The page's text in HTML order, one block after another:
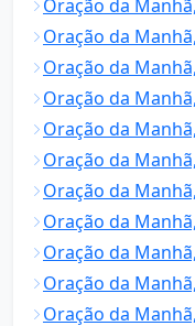
Oração da
Oração da
Oração da
Oração da
Oração da
Oração da
Oração da
Oração da
Oração da
Oração da
Oração da